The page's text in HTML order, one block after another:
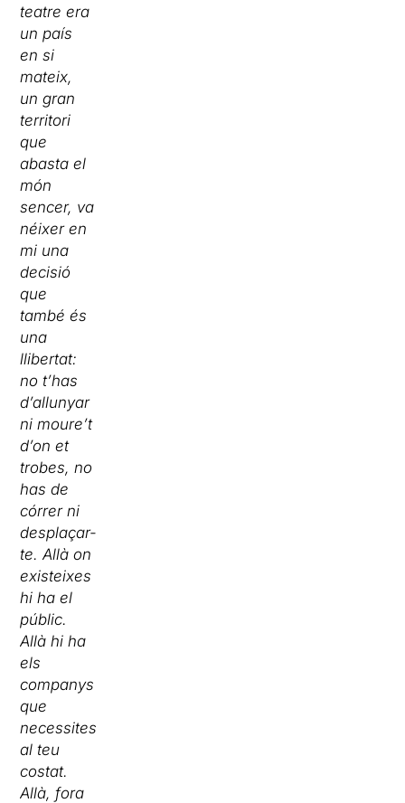
teatre era
un país
en si
mateix,
un gran
territori
que
abasta el
món
sencer, va
néixer en
mi una
decisió
que
també és
una
llibertat:
no t’has
d’allunyar
ni moure’t
d’on et
trobes, no
has de
córrer ni
desplaçar-
te. Allà on
existeixes
hi ha el
públic.
Allà hi ha
els
companys
que
necessites
al teu
costat.
Allà, fora